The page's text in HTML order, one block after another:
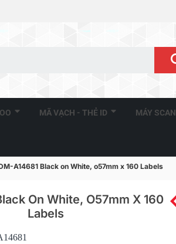
MÃ VẠCH - THẺ ID MÁY SCAN
A14681 Black on White, o57mm x 160 Labels
On White, O57mm X 160
Labels
Black On White,